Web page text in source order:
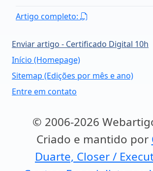
Artigo completo:
Enviar artigo - Certificado Digital 10h
Início (Homepage)
Sitemap (Edições por mês e ano)
Entre em contato
© 2006-2026
Criado e mantido por
Duarte, Closer /